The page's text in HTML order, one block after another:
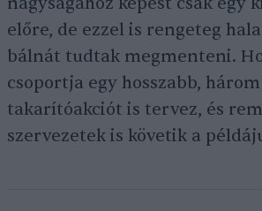
előre, de ezzel is rengeteg
bálnát tudtak megmenteni.
csoportja egy hosszabb,
takarítóakciót is tervez, és
szervezetek is követik a